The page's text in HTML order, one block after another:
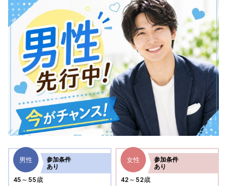
男性
45～55歳
参加条件
あり
女性
42～52歳
参加条件
あり